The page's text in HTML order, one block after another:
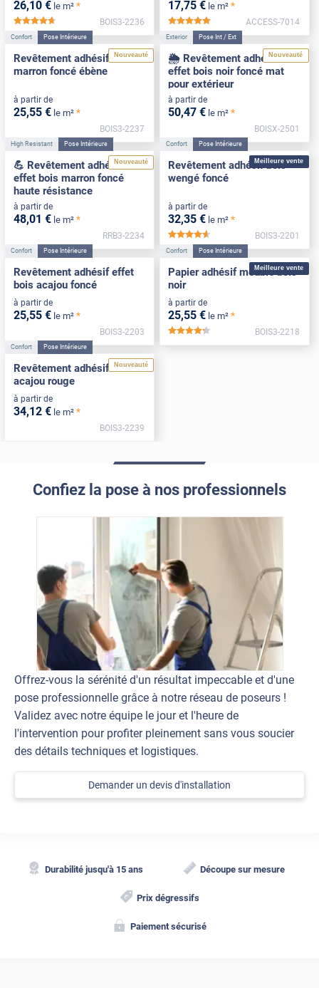
26,10 € le m² *
*****
BOIS3-2236
17,75 € le m² *
ACCESS-7014
Nouveauté
Confort Pose Intérieure
Revêtement adhésif bois
marron foncé ébène
à partir de
25,55 € le m² *
BOIS3-2237
Nouveauté
Exterior Pose Int / Ext
🌦️ Revêtement adhésif
effet bois noir foncé mat
pour extérieur
à partir de
50,47 € le m² *
BOISX-2501
Nouveauté
High Resistant Pose Intérieure
💪 Revêtement adhésif
effet bois marron foncé
haute résistance
à partir de
48,01 € le m² *
RRB3-2234
Meilleure vente
Confort Pose Intérieure
Revêtement adhésif bois
wengé foncé
à partir de
32,35 € le m² *
*****
BOIS3-2201
Confort Pose Intérieure
Revêtement adhésif effet
bois acajou foncé
à partir de
25,55 € le m² *
BOIS3-2203
Meilleure vente
Confort Pose Intérieure
Papier adhésif meuble bois
noir
à partir de
25,55 € le m² *
*****
BOIS3-2218
Nouveauté
Confort Pose Intérieure
Revêtement adhésif bois
acajou rouge
à partir de
34,12 € le m² *
BOIS3-2239
Confiez la pose à nos professionnels
Offrez-vous la sérénité d'un résultat impeccable et d'une
pose professionnelle grâce à notre réseau de poseurs !
Validez avec notre équipe le jour et l'heure de
l'intervention pour profiter pleinement sans vous soucier
des détails techniques et logistiques.
Demander un devis d'installation
Durabilité jusqu'à 15 ans Découpe sur mesure
Prix dégressifs
Paiement sécurisé